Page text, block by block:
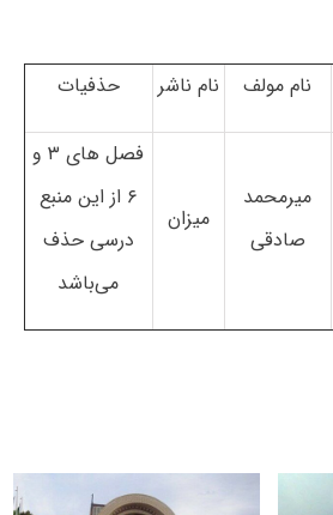
نام مولف نام ناشر حذفیات
میرمحمد
صادقی
میزان
فصل های ۳ و
۶ از این منبع
درسی حذف
می‌باشد